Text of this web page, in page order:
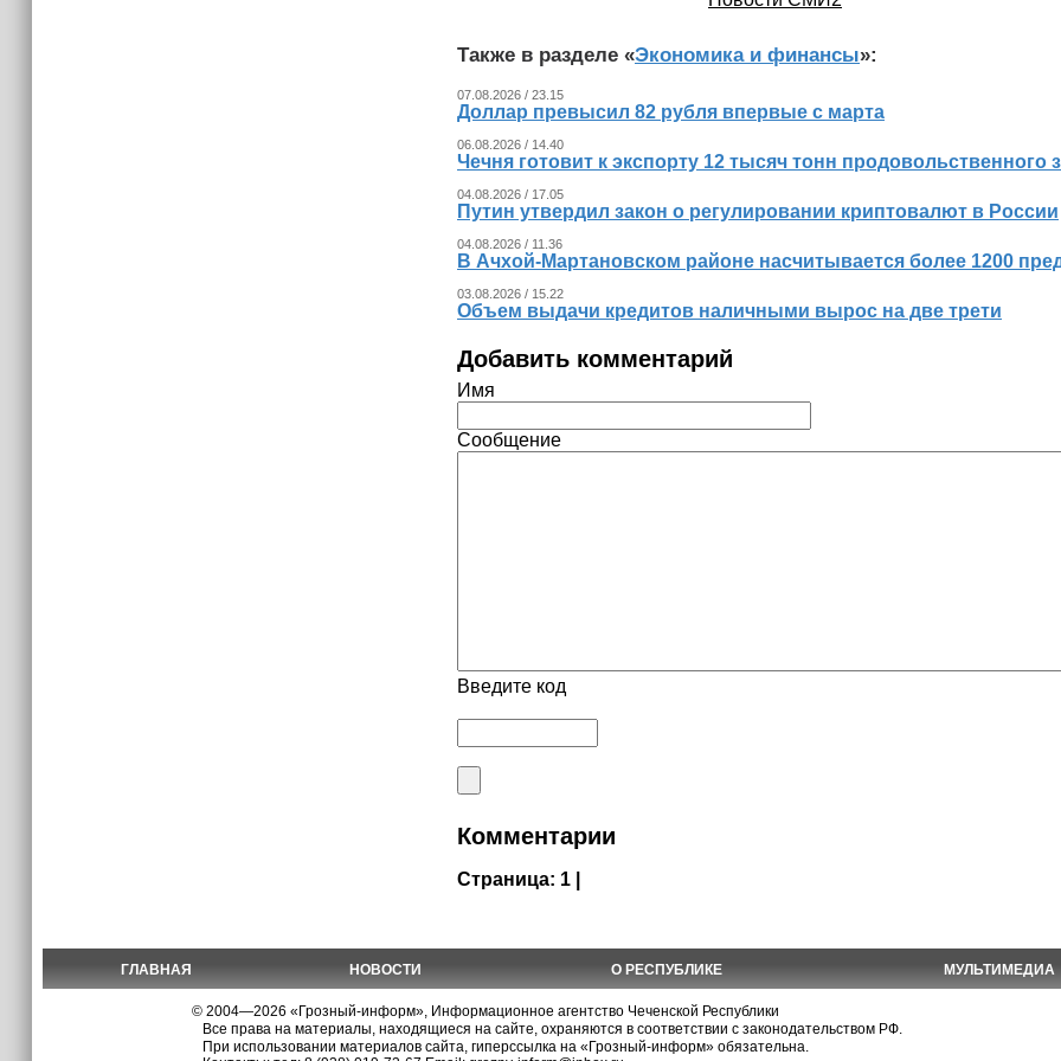
Также в разделе «Экономика и финансы»:
07.08.2026 / 23.15
Доллар превысил 82 рубля впервые с марта
06.08.2026 / 14.40
Чечня готовит к экспорту 12 тысяч тонн продовольственного
04.08.2026 / 17.05
Путин утвердил закон о регулировании криптовалют в России
04.08.2026 / 11.36
В Ачхой-Мартановском районе насчитывается более 1200
03.08.2026 / 15.22
Объем выдачи кредитов наличными вырос на две трети
Добавить комментарий
Имя
Сообщение
Введите код
Комментарии
Страница: 1 |
ГЛАВНАЯ НОВОСТИ О РЕСПУБЛИКЕ МУЛЬТИМЕДИА
© 2004—2026 «Грозный-информ», Информационное агентство Чеченской Республики
Все права на материалы, находящиеся на сайте, охраняются в соответствии с законодательством РФ.
При использовании материалов сайта, гиперссылка на «Грозный-информ» обязательна.